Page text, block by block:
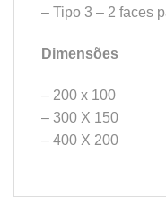
– Tipo 3 – 2 faces
Dimensões
– 200 x 100
– 300 X 150
– 400 X 200